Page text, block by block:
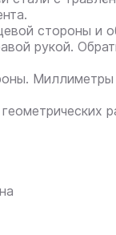
стороны и
рукой.
Миллиметры